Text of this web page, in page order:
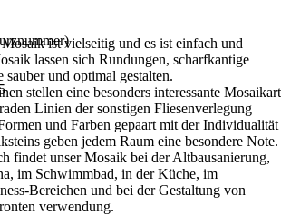
ist vielseitig und es ist einfach und
lassen sich Rundungen, scharfkantige
und optimal gestalten.
stellen eine besonders interessante Mosaikart
Linien der sonstigen Fliesenverlegung
und Farben gepaart mit der Individualität
geben jedem Raum eine besondere Note.
findet unser Mosaik bei der Altbausanierung,
im Schwimmbad, in der Küche, im
Bereichen und bei der Gestaltung von
verwendung.